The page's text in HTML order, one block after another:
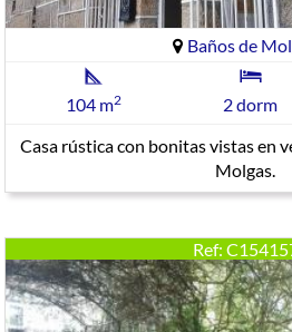
Baños de
104 m2 2 dorm
Casa rústica con bonitas vistas en
Molgas.
Ref: